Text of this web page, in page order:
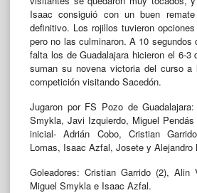
Isaac consiguió con un buen
definitivo. Los rojillos tuvieron
pero no las culminaron. A 10 segundos
falta los de Guadalajara hicieron el 6-3
suman su novena victoria del curso
competición visitando Sacedón.
Jugaron por FS Pozo de
Smykla, Javi Izquierdo, Miguel
inicial- Adrián Cobo, Cristian
Lomas, Isaac Azfal, Josete y Alejandro
Goleadores: Cristian Garrido (2), Alin
Miguel Smykla e Isaac Azfal.